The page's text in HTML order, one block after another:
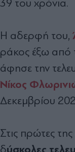
39 του χρόνια.
Η αδερφή του,
ράκος έξω από
άφησε την
Νίκος
Δεκεμβρίου
Στις πρώτες
δ